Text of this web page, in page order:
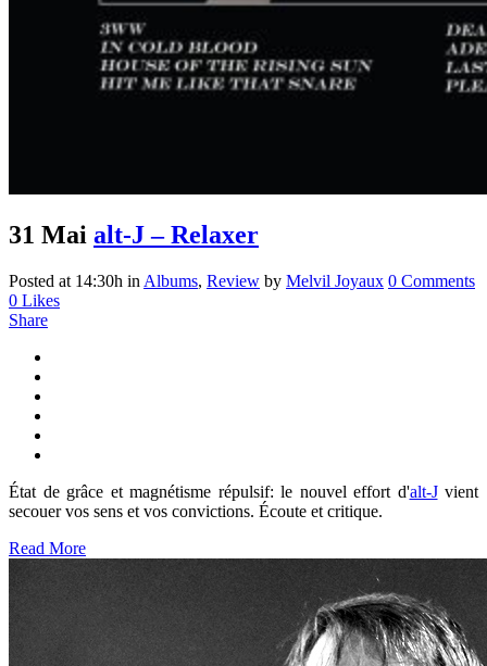
31 Mai alt-J – Relaxer
Posted at 14:30h in Albums, Review by Melvil Joyaux 0 Comments
0 Likes
Share
État de grâce et magnétisme répulsif: le nouvel effort d'alt-Jvient
secouer vos sens et vos convictions. Écoute et critique.
Read More